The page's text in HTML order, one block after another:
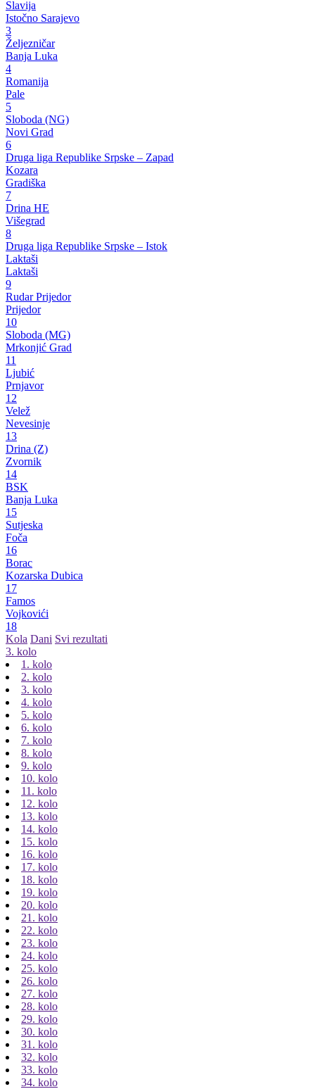
Slavija
Istočno Sarajevo
3
Željezničar
Banja Luka
4
Romanija
Pale
5
Sloboda (NG)
Novi Grad
6
Druga liga Republike Srpske – Zapad
Kozara
Gradiška
7
Drina HE
Višegrad
8
Druga liga Republike Srpske – Istok
Laktaši
Laktaši
9
Rudar Prijedor
Prijedor
10
Sloboda (MG)
Mrkonjić Grad
11
Ljubić
Prnjavor
12
Velež
Nevesinje
13
Drina (Z)
Zvornik
14
BSK
Banja Luka
15
Sutjeska
Foča
16
Borac
Kozarska Dubica
17
Famos
Vojkovići
18
Kola Dani Svi rezultati
3. kolo
1. kolo
2. kolo
3. kolo
4. kolo
5. kolo
6. kolo
7. kolo
8. kolo
9. kolo
10. kolo
11. kolo
12. kolo
13. kolo
14. kolo
15. kolo
16. kolo
17. kolo
18. kolo
19. kolo
20. kolo
21. kolo
22. kolo
23. kolo
24. kolo
25. kolo
26. kolo
27. kolo
28. kolo
29. kolo
30. kolo
31. kolo
32. kolo
33. kolo
34. kolo